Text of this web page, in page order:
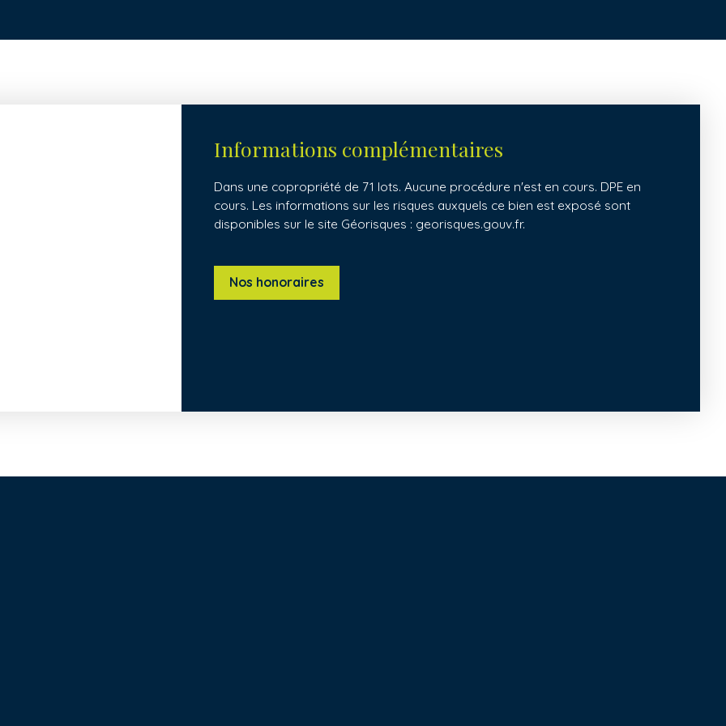
Informations complémentaires
Dans une copropriété de 71 lots. Aucune procédure n'est en cours. DPE en
cours. Les informations sur les risques auxquels ce bien est exposé sont
disponibles sur le site Géorisques : georisques.gouv.fr.
Nos honoraires